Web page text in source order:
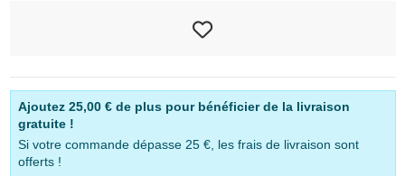
Ajoutez 25,00 €de plus pour bénéficier de la livraison
gratuite !
Si votre commande dépasse 25 €, les frais de livraison sont
offerts !